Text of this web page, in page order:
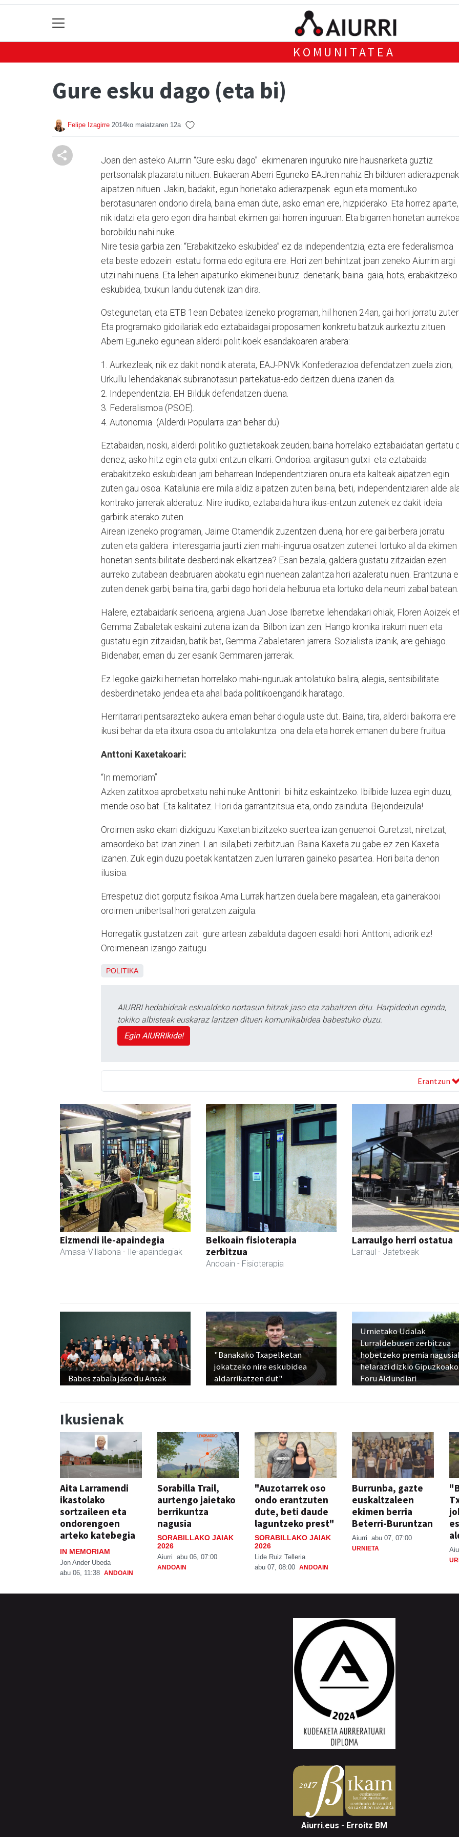
KOMUNITATEA
Gure esku dago (eta bi)
Felipe Izagirre 2014ko maiatzaren 12a
Joan den asteko Aiurrin “Gure esku dago” ekimenaren inguruko nire hausnarketa guztiz
pertsonalak plazaratu nituen. Bukaeran Aberri Eguneko EAJren nahiz Eh bilduren adierazpenak
aipatzen nituen. Jakin, badakit, egun horietako adierazpenak egun eta momentuko
berotasunaren ondorio direla, baina eman dute, asko eman ere, hizpiderako. Eta horrez aparte,
nik idatzi eta gero egon dira hainbat ekimen gai horren inguruan. Eta bigarren honetan aurrekoa
borobildu nahi nuke.
Nire tesia garbia zen: “Erabakitzeko eskubidea” ez da independentzia, ezta ere federalismoa
eta beste edozein estatu forma edo egitura ere. Hori zen behintzat joan zeneko Aiurrirn argi
utzi nahi nuena. Eta lehen aipaturiko ekimenei buruz denetarik, baina gaia, hots, erabakitzeko
eskubidea, txukun landu dutenak izan dira.
Ostegunetan, eta ETB 1ean Debatea izeneko programan, hil honen 24an, gai hori jorratu
Eta programako gidoilariak edo eztabaidagai proposamen konkretu batzuk aurkeztu zituen
Aberri Eguneko egunean alderdi politikoek esandakoaren arabera:
1. Aurkezleak, nik ez dakit nondik aterata, EAJ-PNVk Konfederazioa defendatzen zuela zion;
Urkullu lehendakariak subiranotasun partekatua-edo deitzen duena izanen da.
2. Independentzia. EH Bilduk defendatzen duena.
3. Federalismoa (PSOE).
4. Autonomia (Alderdi Popularra izan behar du).
Eztabaidan, noski, alderdi politiko guztietakoak zeuden; baina horrelako eztabaidatan gertatu
denez, asko hitz egin eta gutxi entzun elkarri. Ondorioa: argitasun gutxi eta eztabaida
erabakitzeko eskubidean jarri beharrean Independentziaren onura eta kalteak aipatzen egin
zuten gau osoa. Katalunia ere mila aldiz aipatzen zuten baina, beti, independentziaren alde
kontrako jarrerak alderatuz. Nire irudiko, eztabaida hura ikus-entzun zutenek ez dakit ideia
garbirik aterako zuten.
Airean izeneko programan, Jaime Otamendik zuzentzen duena, hor ere gai berbera jorratu
zuten eta galdera interesgarria jaurti zien mahi-ingurua osatzen zutenei: lortuko al da ekimen
honetan sentsibilitate desberdinak elkartzea? Esan bezala, galdera gustatu zitzaidan ezen
aurreko zutabean deabruaren abokatu egin nuenean zalantza hori azaleratu nuen. Erantzuna
zuten denek garbi, baina tira, garbi dago hori dela helburua eta lortuko dela neurri zabal batean.
Halere, eztabaidarik serioena, argiena Juan Jose Ibarretxe lehendakari ohiak, Floren Aoizek
Gemma Zabaletak eskaini zutena izan da. Bilbon izan zen. Hango kronika irakurri nuen eta
gustatu egin zitzaidan, batik bat, Gemma Zabaletaren jarrera. Sozialista izanik, are gehiago.
Bidenabar, eman du zer esanik Gemmaren jarrerak.
Ez legoke gaizki herrietan horrelako mahi-inguruak antolatuko balira, alegia, sentsibilitate
desberdinetako jendea eta ahal bada politikoengandik haratago.
Herritarrari pentsarazteko aukera eman behar diogula uste dut. Baina, tira, alderdi baikorra ere
ikusi behar da eta itxura osoa du antolakuntza ona dela eta horrek emanen du bere fruitua.
Anttoni Kaxetakoari:
“In memoriam”
Azken zatitxoa aprobetxatu nahi nuke Anttoniri bi hitz eskaintzeko. Ibilbide luzea egin duzu,
mende oso bat. Eta kalitatez. Hori da garrantzitsua eta, ondo zainduta. Bejondeizula!
Oroimen asko ekarri dizkiguzu Kaxetan bizitzeko suertea izan genuenoi. Guretzat, niretzat,
amaordeko bat izan zinen. Lan isila,beti zerbitzuan. Baina Kaxeta zu gabe ez zen Kaxeta
izanen. Zuk egin duzu poetak kantatzen zuen lurraren gaineko pasartea. Hori baita denon
ilusioa.
Errespetuz diot gorputz fisikoa Ama Lurrak hartzen duela bere magalean, eta gainerakooi
oroimen unibertsal hori geratzen zaigula.
Horregatik gustatzen zait gure artean zabalduta dagoen esaldi hori: Anttoni, adiorik ez!
Oroimenean izango zaitugu.
POLITIKA
AIURRI hedabideak eskualdeko nortasun hitzak jaso eta zabaltzen ditu. Harpidedun eginda,
tokiko albisteak euskaraz lantzen dituen komunikabidea babestuko duzu.
Egin AIURRIkide!
Erantzun
Eizmendi ile-apaindegia
Amasa-Villabona - Ile-apaindegiak
Belkoain fisioterapia
zerbitzua
Andoain - Fisioterapia
Larraulgo herri ostatua
Larraul - Jatetxeak
Babes zabala jaso du Ansak
"Banakako Txapelketan
jokatzeko nire eskubidea
aldarrikatzen dut"
Urnietako Udalak
Lurraldebusen zerbitzua
hobetzeko premia
helarazi dizkio Gipuzkoako
Foru Aldundiari
Ikusienak
Aita Larramendi
ikastolako
sortzaileen eta
ondorengoen
arteko katebegia
IN MEMORIAM
Jon Ander Ubeda
abu 06, 11:38 ANDOAIN
Sorabilla Trail,
aurtengo jaietako
berrikuntza
nagusia
SORABILLAKO JAIAK
2026
Aiurri abu 06, 07:00
ANDOAIN
"Auzotarrek oso
ondo erantzuten
dute, beti daude
laguntzeko prest"
SORABILLAKO JAIAK
2026
Lide Ruiz Telleria
abu 07, 08:00 ANDOAIN
Burrunba, gazte
euskaltzaleen
ekimen berria
Beterri-Buruntzan
Aiurri abu 07, 07:00
URNIETA
Aiurri.eus - Erroitz BM